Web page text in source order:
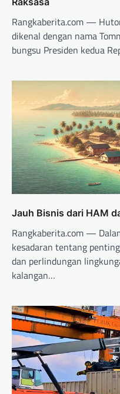
Rangkaberita.com —
dikenal dengan nama
bungsu Presiden kedua
Jauh Bisnis dari HAM
Rangkaberita.com —
kesadaran tentang
dan perlindungan
kalangan…